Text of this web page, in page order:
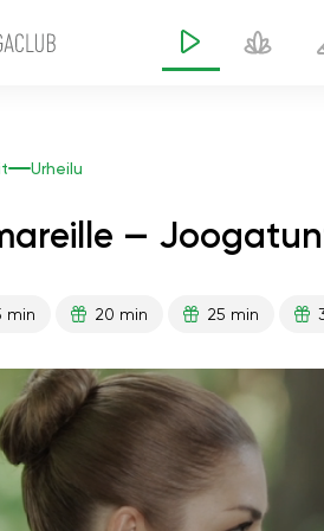
Urheilu
—
min 20 min 25 min